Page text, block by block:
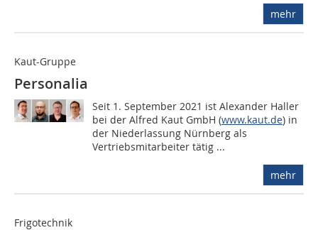
mehr
Kaut-Gruppe
Personalia
Seit 1. September 2021 ist Alexander Haller
bei der Alfred Kaut GmbH (www.kaut.de) in
der Niederlassung Nürnberg als
Vertriebsmitarbeiter tätig ...
mehr
Frigotechnik